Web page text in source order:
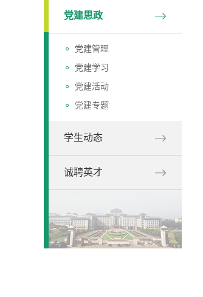
党建思政
党建管理
党建学习
党建活动
党建专题
学生动态
诚聘英才